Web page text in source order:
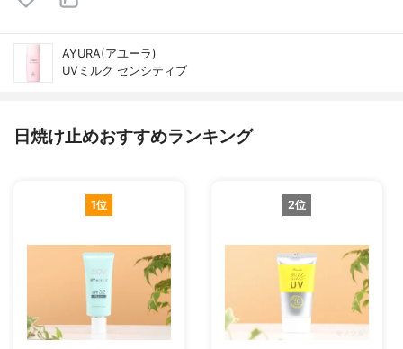
AYURA(アユーラ)
UVミルク センシティブ
日焼け止めおすすめランキング
1位 2位